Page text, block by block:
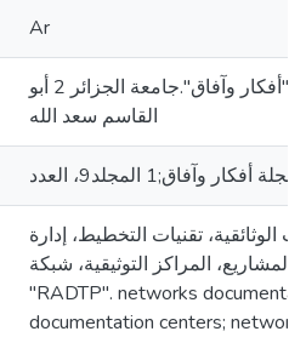
Ar
مجلة "أفكار وآفاق".جامعة الجزائر 2 أبو
القاسم سعد الله
مجلة أفكار وآفاق;1 المجلد9، العدد
الوثائقية، تقنيات التخطيط، إدارة
المشاريع، المراكز التوثيقية، شبكة
"RADTP". networks
documentation centers; network